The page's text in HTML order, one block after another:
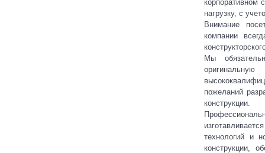
корпоративном
нагрузку, с
Внимание
компании
Мы
пожеланий
конструкции.
технологий и
конструкции,